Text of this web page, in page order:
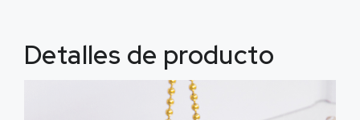
Detalles de producto